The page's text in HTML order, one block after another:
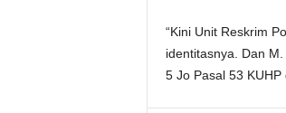
“Kini Unit Reskrim
identitasnya. Dan
5 Jo Pasal 53